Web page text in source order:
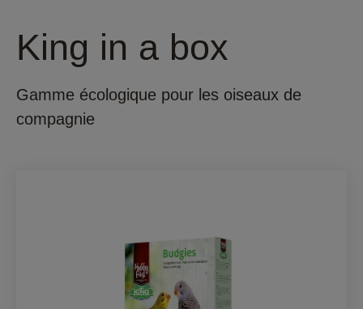
King in a box
Gamme écologique pour les oiseaux de
compagnie​